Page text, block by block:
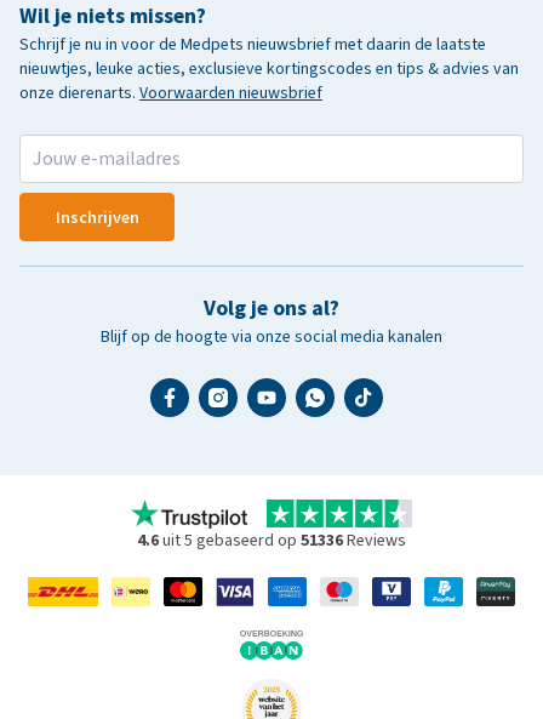
Wil je niets missen?
Schrijf je nu in voor de Medpets nieuwsbrief met daarin de laatste
nieuwtjes, leuke acties, exclusieve kortingscodes en tips & advies van
onze dierenarts. Voorwaarden nieuwsbrief
Inschrijven
Volg je ons al?
Blijf op de hoogte via onze social media kanalen
4.6uit 5 gebaseerd op 51336Reviews